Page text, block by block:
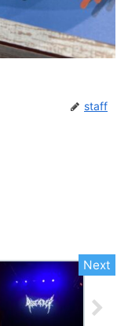
staff